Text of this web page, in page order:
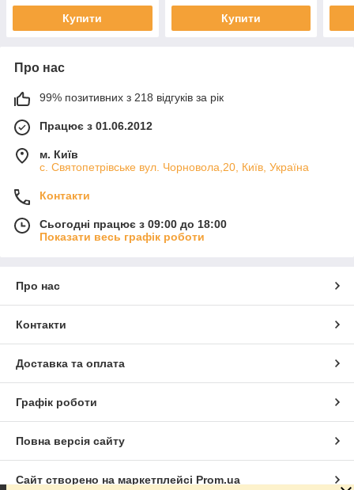
Купити Купити
Про нас
99% позитивних з 218 відгуків за рік
Працює з 01.06.2012
м. Київ
с. Святопетрівське вул. Чорновола,20, Київ, Україна
Контакти
Сьогодні працює з 09:00 до 18:00
Показати весь графік роботи
Про нас
Контакти
Доставка та оплата
Графік роботи
Повна версія сайту
Сайт створено на маркетплейсі Prom.ua